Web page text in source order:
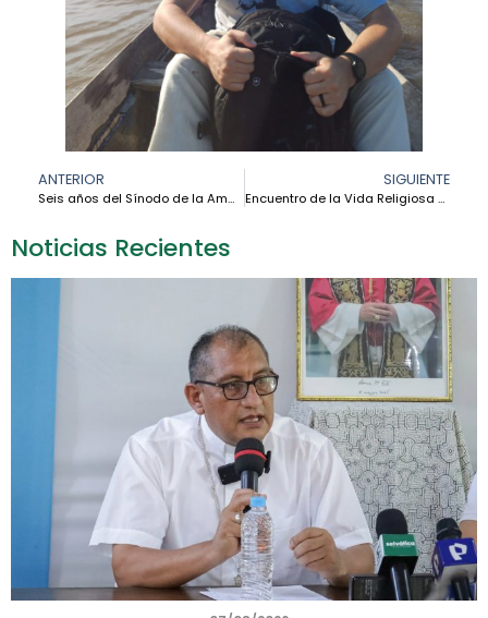
Noticias Recientes
ANTERIOR
Seis años del Sínodo de la Amazonía: avanzar hacia aguas más profundas – Fernando López
SIGUIENTE
Encuentro de la Vida Religiosa en la Amazonía: tejiendo comunión, esperanza y misión